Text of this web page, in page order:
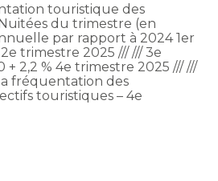
touristique des
du trimestre (en
par rapport à 2024 1er
trimestre 2025 /// /// 3e
+ 2,2 % 4e trimestre 2025 /// ///
fréquentation des
touristiques – 4e